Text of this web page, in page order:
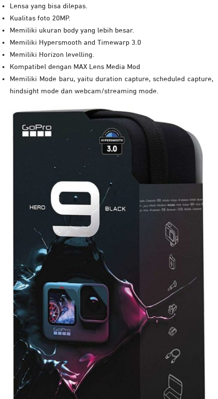
Lensa yang bisa dilepas.
Kualitas foto 20MP.
Memiliki ukuran body yang lebih besar.
Memiliki Hypersmooth and Timewarp 3.0
Memiliki Horizon levelling.
Kompatibel dengan MAX Lens Media Mod
Memiliki Mode baru, yaitu duration capture, scheduled capture,
hindsight mode dan webcam/streaming mode.